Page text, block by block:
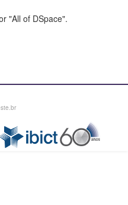
"All of DSpace".